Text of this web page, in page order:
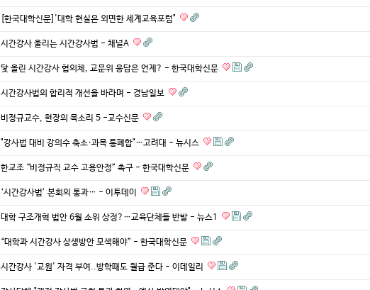
[한국대학신문]'대학 현실은 외면한 세계교육포럼"
시간강사 울리는 시간강사법 - 채널A
닻 올린 시간강사 협의체, 교문위 응답은 언제? - 한국대학신문
시간강사법의 합리적 개선을 바라며 - 경남일보
비정규교수, 현장의 목소리 5 -교수신문
"강사법 대비 강의수 축소·과목 통폐합"…고려대 - 뉴시스
한교조 “비정규직 교수 고용안정” 촉구 - 한국대학신문
‘시간강사법’ 본회의 통과… - 이투데이
대학 구조개혁 법안 6월 소위 상정?…교육단체들 반발 - 뉴스1
“대학과 시간강사 상생방안 모색해야” - 한국대학신문
시간강사 '교원' 자격 부여..방학때도 월급 준다 - 이데일리